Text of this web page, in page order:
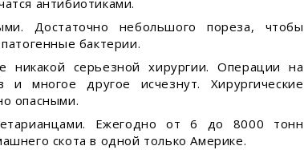
антибиотиками.
Достаточно небольшого пореза, чтобы
бактерии.
никакой серьезной хирургии. Операции на
и многое другое исчезнут. Хирургические
опасными.
Ежегодно от 6 до 8000 тонн
скота в одной только Америке.